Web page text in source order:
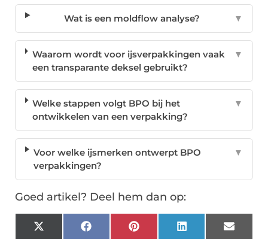
Wat is een moldflow analyse? ▼
Waarom wordt voor ijsverpakkingen vaak
een transparante deksel gebruikt?
▼
Welke stappen volgt BPO bij het
ontwikkelen van een verpakking?
▼
Voor welke ijsmerken ontwerpt BPO
verpakkingen?
▼
Goed artikel? Deel hem dan op:
X
(Twitter)
FacebookPinterest LinkedIn Email